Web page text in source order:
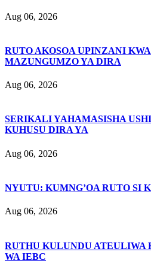
Aug 06, 2026
RUTO AKOSOA UPINZANI
MAZUNGUMZO YA DIRA
Aug 06, 2026
SERIKALI YAHAMASISHA
KUHUSU DIRA YA
Aug 06, 2026
NYUTU: KUMNG’OA RUTO SI
Aug 06, 2026
RUTHU KULUNDU
WA IEBC